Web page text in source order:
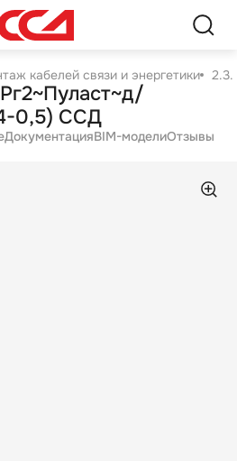
кабелей связи и энергетики 2.3.
0,5) ССД
ДокументацияBIM-моделиОтзывы